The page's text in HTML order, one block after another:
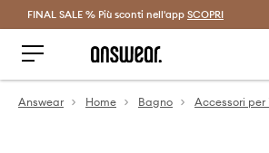
Risparmia con Answear Club >
FINAL SALE % Più sconti nell'app SCOPRI
Answear Home Bagno Accessori